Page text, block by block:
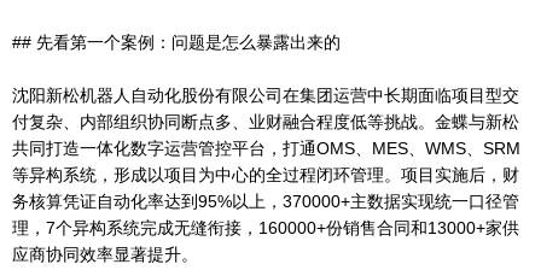
## 先看第一个案例：问题是怎么暴露出来的
沈阳新松机器人自动化股份有限公司在集团运营中长期面临项目型交
付复杂、内部组织协同断点多、业财融合程度低等挑战。金蝶与新松
共同打造一体化数字运营管控平台，打通OMS、MES、WMS、SRM
等异构系统，形成以项目为中心的全过程闭环管理。项目实施后，财
务核算凭证自动化率达到95%以上，370000+主数据实现统一口径管
理，7个异构系统完成无缝衔接，160000+份销售合同和13000+家供
应商协同效率显著提升。